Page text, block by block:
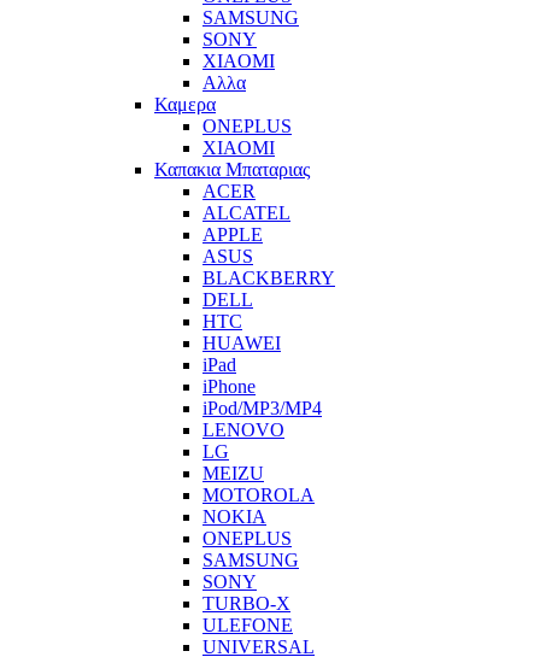
SAMSUNG
SONY
XIAOMI
Αλλα
Καμερα
ONEPLUS
XIAOMI
Καπακια Μπαταριας
ACER
ALCATEL
APPLE
ASUS
BLACKBERRY
DELL
HTC
HUAWEI
iPad
iPhone
iPod/MP3/MP4
LENOVO
LG
MEIZU
MOTOROLA
NOKIA
ONEPLUS
SAMSUNG
SONY
TURBO-X
ULEFONE
UNIVERSAL